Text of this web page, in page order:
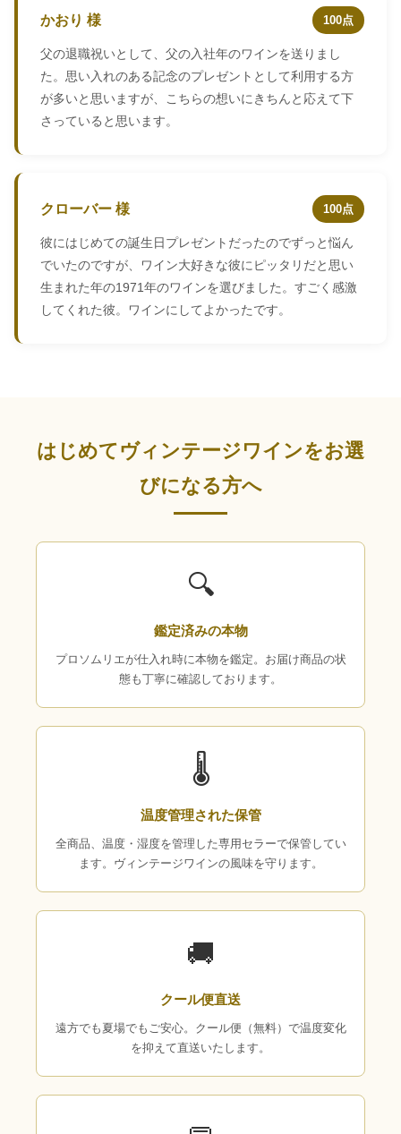
かおり 様 100点
父の退職祝いとして、父の入社年のワインを送りまし
た。思い入れのある記念のプレゼントとして利用する方
が多いと思いますが、こちらの想いにきちんと応えて下
さっていると思います。
クローバー 様 100点
彼にはじめての誕生日プレゼントだったのでずっと悩ん
でいたのですが、ワイン大好きな彼にピッタリだと思い
生まれた年の1971年のワインを選びました。すごく感激
してくれた彼。ワインにしてよかったです。
はじめてヴィンテージワインをお選
びになる方へ
🔍
鑑定済みの本物
プロソムリエが仕入れ時に本物を鑑定。お届け商品の状
態も丁寧に確認しております。
🌡
温度管理された保管
全商品、温度・湿度を管理した専用セラーで保管してい
ます。ヴィンテージワインの風味を守ります。
🚚
クール便直送
遠方でも夏場でもご安心。クール便（無料）で温度変化
を抑えて直送いたします。